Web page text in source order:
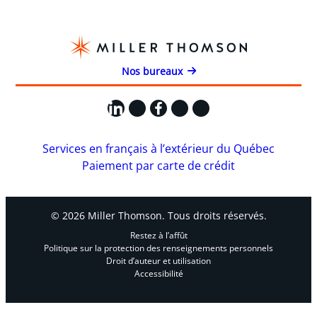
Nos bureaux
LinkedIn
X Facebook
Instagram
YouTube
Services en français à l’extérieur du Québec
Paiement par carte de crédit
© 2026 Miller Thomson. Tous droits réservés.
Restez à l’affût
Politique sur la protection des renseignements personnels
Droit d’auteur et utilisation
Accessibilité